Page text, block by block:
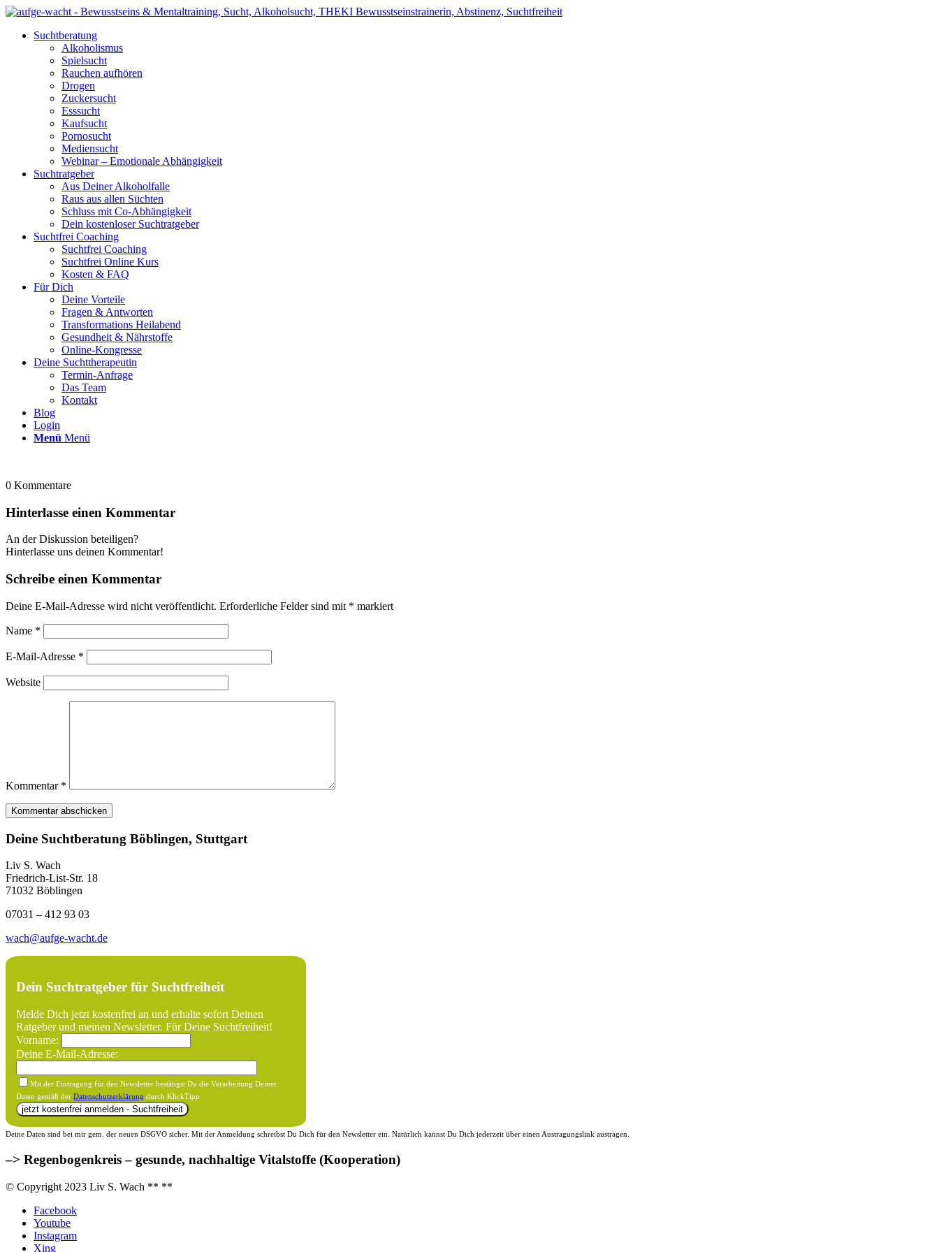
Suchtberatung
Alkoholismus
Spielsucht
Rauchen aufhören
Drogen
Zuckersucht
Esssucht
Kaufsucht
Pornosucht
Mediensucht
Webinar – Emotionale Abhängigkeit
Suchtratgeber
Aus Deiner Alkoholfalle
Raus aus allen Süchten
Schluss mit Co-Abhängigkeit
Dein kostenloser Suchtratgeber
Suchtfrei Coaching
Suchtfrei Coaching
Suchtfrei Online Kurs
Kosten & FAQ
Für Dich
Deine Vorteile
Fragen & Antworten
Transformations Heilabend
Gesundheit & Nährstoffe
Online-Kongresse
Deine Suchttherapeutin
Termin-Anfrage
Das Team
Kontakt
Blog
Login
Menü Menü
0 Kommentare
Hinterlasse einen Kommentar
An der Diskussion beteiligen?
Hinterlasse uns deinen Kommentar!
Schreibe einen Kommentar
Deine E-Mail-Adresse wird nicht veröffentlicht. Erforderliche Felder sind mit * markiert
Name *
E-Mail-Adresse *
Website
Kommentar *
Deine Suchtberatung Böblingen, Stuttgart
Liv S. Wach
Friedrich-List-Str. 18
71032 Böblingen
07031 – 412 93 03
wach@aufge-wacht.de
Dein Suchtratgeber für Suchtfreiheit
Melde Dich jetzt kostenfrei an und erhalte sofort Deinen
Ratgeber und meinen Newsletter. Für Deine Suchtfreiheit!
Vorname:
Deine E-Mail-Adresse:
Mit der Eintragung für den Newsletter bestätigst Du die Verarbeitung Deiner
Daten gemäß der Datenschutzerklärung durch KlickTipp.
Deine Daten sind bei mir gem. der neuen DSGVO sicher. Mit der Anmeldung schreibst Du Dich für den Newsletter ein. Natürlich kannst Du Dich jederzeit über einen Austragungslink austragen.
–> Regenbogenkreis – gesunde, nachhaltige Vitalstoffe (Kooperation)
© Copyright 2023 Liv S. Wach ** **
Facebook
Youtube
Instagram
Xing